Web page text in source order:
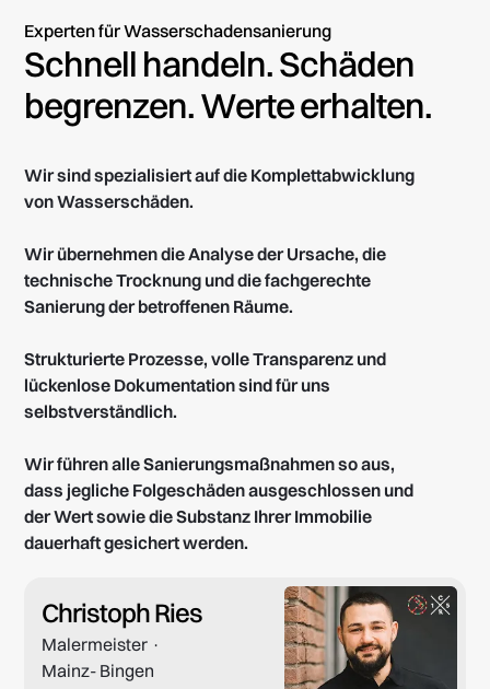
Experten für Wasserschadensanierung
Schnell handeln. Schäden
begrenzen. Werte erhalten.
Wir sind spezialisiert auf die Komplettabwicklung
von Wasserschäden.
Wir übernehmen die Analyse der Ursache, die
technische Trocknung und die fachgerechte
Sanierung der betroffenen Räume.
Strukturierte Prozesse, volle Transparenz und
lückenlose Dokumentation sind für uns
selbstverständlich.
Wir führen alle Sanierungsmaßnahmen so aus,
dass jegliche Folgeschäden ausgeschlossen und
der Wert sowie die Substanz Ihrer Immobilie
dauerhaft gesichert werden.
Christoph Ries
Malermeister ·
Mainz- Bingen